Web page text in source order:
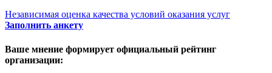
Независимая оценка качества условий оказания услуг
Заполнить анкету
Ваше мнение формирует официальный рейтинг
организации: